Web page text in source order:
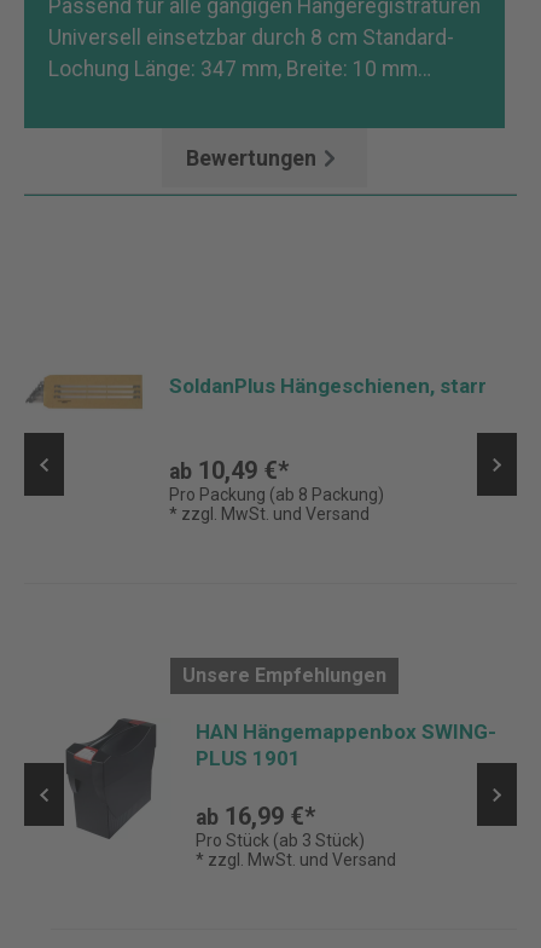
Passend für alle gängigen Hängeregistraturen
Universell einsetzbar durch 8 cm Standard-
Lochung Länge: 347 mm, Breite: 10 mm…
Bewertungen
SoldanPlus Hängeschienen, starr
ab 10,49 €*
Pro Packung (ab 8 Packung)
* zzgl. MwSt. und Versand
Unsere Empfehlungen
HAN Hängemappenbox SWING-
PLUS 1901
ab 16,99 €*
Pro Stück (ab 3 Stück)
* zzgl. MwSt. und Versand